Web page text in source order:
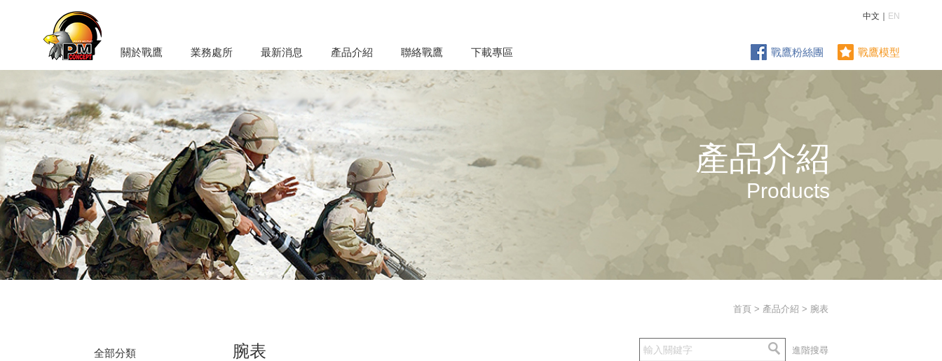
中文｜ EN
關於戰鷹 業務處所 最新消息 產品介紹 聯絡戰鷹 下載專區 戰鷹粉絲團 戰鷹模型
產品介紹
Products
全部分類
首頁 > 產品介紹 > 腕表
進階搜尋
腕表